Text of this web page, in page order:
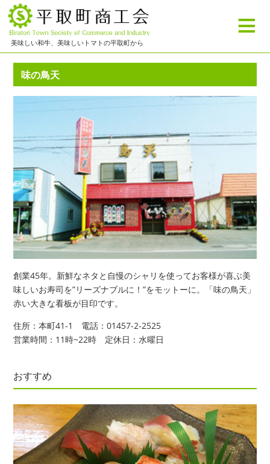
美味しい和牛、美味しいトマトの平取町から ≡
味の鳥天
創業45年。新鮮なネタと自慢のシャリを使ってお客様が喜ぶ美
味しいお寿司を”リーズナブルに！”をモットーに。「味の鳥天」
赤い大きな看板が目印です。
住所：本町41-1 電話：01457-2-2525
営業時間：11時~22時 定休日：水曜日
おすすめ